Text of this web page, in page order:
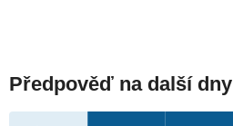
Předpověď na další dny